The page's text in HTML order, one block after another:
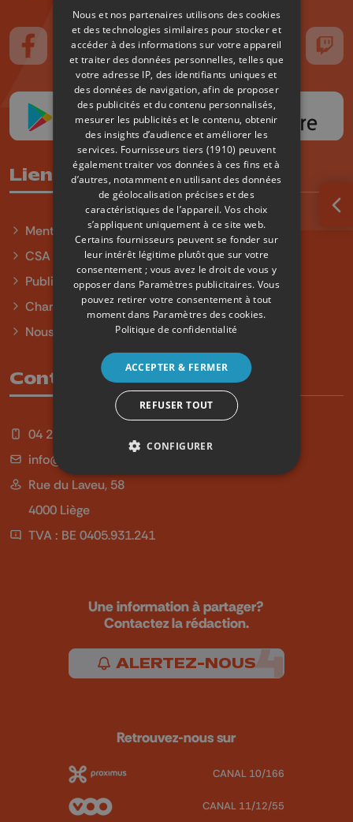
Suivez-nous sur FaceBook
Suivez-nous sur Instagram
Suivez-nous sur TikTokSuivez-nous sur YouTube
Suivez-nous
Liens utiles
Mentions légales
CSA
Publicité
Charte sur l'égalité et la diversité
Nous contacter
Contact
04 254 99 99
info@qu4tre.be
Rue du Laveu, 58
4000 Liège
TVA : BE 0405.931.241
Une information à partager?
Contactez la rédaction.
ALERTEZ-NOUS
Retrouvez-nous sur
CANAL 10/166
CANAL 11/12/55
Nous et nos partenaires utilisons des cookies
et des technologies similaires pour stocker et
accéder à des informations sur votre appareil
et traiter des données personnelles, telles que
votre adresse IP, des identifiants uniques et
des données de navigation, afin de proposer
des publicités et du contenu personnalisés,
mesurer les publicités et le contenu, obtenir
des insights d’audience et améliorer les
services. Fournisseurs tiers (1910) peuvent
également traiter vos données à ces fins et à
d’autres, notamment en utilisant des données
de géolocalisation précises et des
caractéristiques de l’appareil. Vos choix
s’appliquent uniquement à ce site web.
Certains fournisseurs peuvent se fonder sur
leur intérêt légitime plutôt que sur votre
consentement ; vous avez le droit de vous y
opposer dans Paramètres publicitaires. Vous
pouvez retirer votre consentement à tout
moment dans Paramètres des cookies.
Politique de confidentialité
ACCEPTER & FERMER
REFUSER TOUT
CONFIGURER